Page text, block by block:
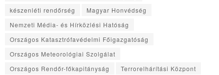
készenléti rendőrség
Magyar Honvédség
Nemzeti Média- és Hírközlési Hatóság
Országos Katasztrófavédelmi Főigazgatóság
Országos Meteorológiai Szolgálat
Országos Rendőr-főkapitányság
Terrorelhárítási Központ